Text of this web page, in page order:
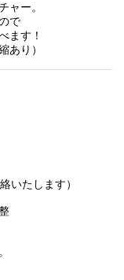
ャー。
で
ます！
あり）
いたします）